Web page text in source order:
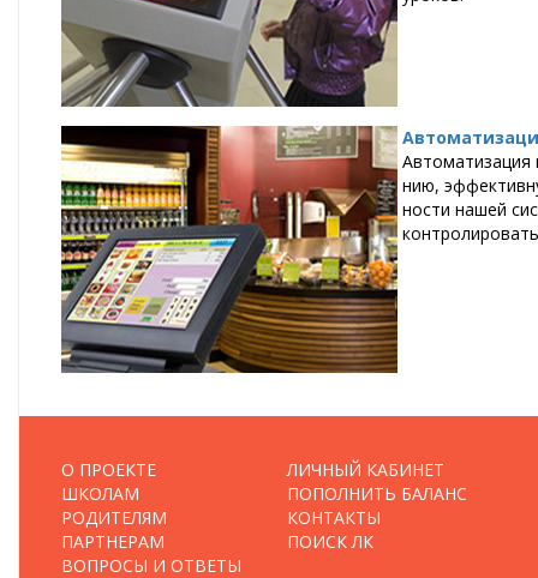
Ав­то­ма­ти­за­ция
нию,
но­сти на­шей
О ПРОЕКТЕ
ШКОЛАМ
РОДИТЕЛЯМ
ПАРТНЕРАМ
ВОПРОСЫ И ОТВЕТЫ
ЛИЧНЫЙ КАБИНЕТ
ПОПОЛНИТЬ БАЛАНС
КОНТАКТЫ
ПОИСК ЛК